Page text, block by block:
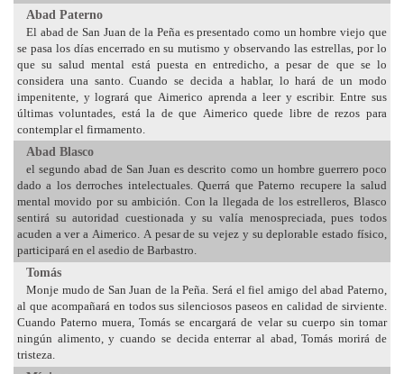
Abad Paterno
El abad de San Juan de la Peña es presentado como un hombre viejo que
se pasa los días encerrado en su mutismo y observando las estrellas, por lo
que su salud mental está puesta en entredicho, a pesar de que se lo
considera una santo. Cuando se decida a hablar, lo hará de un modo
impenitente, y logrará que Aimerico aprenda a leer y escribir. Entre sus
últimas voluntades, está la de que Aimerico quede libre de rezos para
contemplar el firmamento.
Abad Blasco
el segundo abad de San Juan es descrito como un hombre guerrero poco
dado a los derroches intelectuales. Querrá que Paterno recupere la salud
mental movido por su ambición. Con la llegada de los estrelleros, Blasco
sentirá su autoridad cuestionada y su valía menospreciada, pues todos
acuden a ver a Aimerico. A pesar de su vejez y su deplorable estado físico,
participará en el asedio de Barbastro.
Tomás
Monje mudo de San Juan de la Peña. Será el fiel amigo del abad Paterno,
al que acompañará en todos sus silenciosos paseos en calidad de sirviente.
Cuando Paterno muera, Tomás se encargará de velar su cuerpo sin tomar
ningún alimento, y cuando se decida enterrar al abad, Tomás morirá de
tristeza.